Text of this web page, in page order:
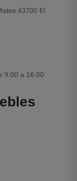
43700 El
9:00 a 16:00